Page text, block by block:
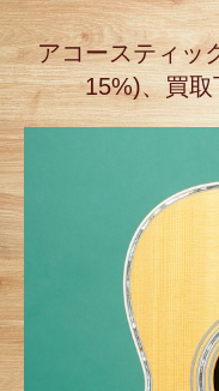
アコースティッ
15%)、買